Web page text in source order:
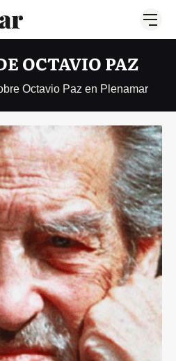
OCTAVIO PAZ
Octavio Paz en Plenamar